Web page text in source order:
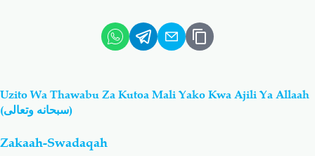
Hadiyth
Aqiydah
Shirki & Kufru
Uzito Wa Thawabu Za Kutoa Mali Yako Kwa Ajili Ya Allaah
(سبحانه وتعالى)
Zakaah-Swadaqah